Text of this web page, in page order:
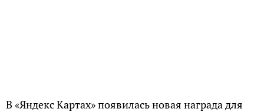
В «Яндекс Картах» появилась новая награда для